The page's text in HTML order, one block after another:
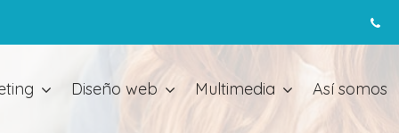
Diseño web Multimedia Así somos